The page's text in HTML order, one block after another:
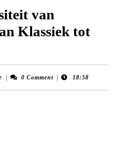
van
Klassiek tot
halfamile0 Comment 18:58